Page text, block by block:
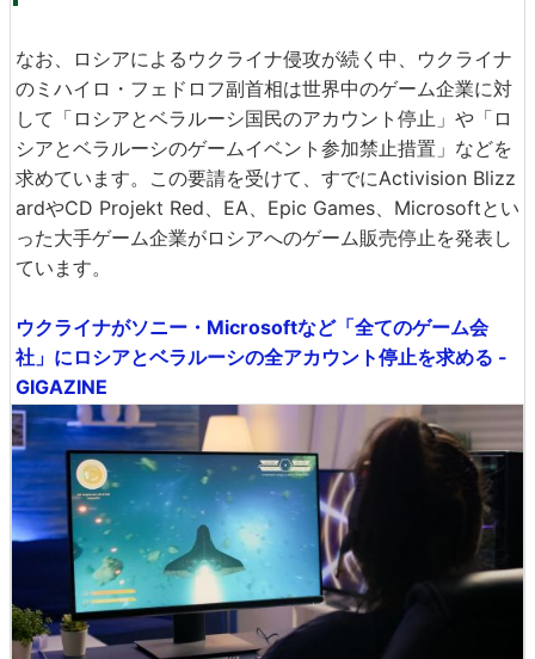
なお、ロシアによるウクライナ侵攻が続く中、ウクライナ
のミハイロ・フェドロフ副首相は世界中のゲーム企業に対
して「ロシアとベラルーシ国民のアカウント停止」や「ロ
シアとベラルーシのゲームイベント参加禁止措置」などを
求めています。この要請を受けて、すでにActivision Blizz
ardやCD Projekt Red、EA、Epic Games、Microsoftとい
った大手ゲーム企業がロシアへのゲーム販売停止を発表し
ています。
ウクライナがソニー・Microsoftなど「全てのゲーム会
社」にロシアとベラルーシの全アカウント停止を求める -
GIGAZINE